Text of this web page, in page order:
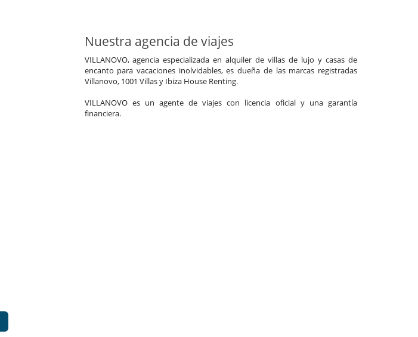
Nuestra agencia de viajes
VILLANOVO, agencia especializada en alquiler de villas de lujo y casas de
encanto para vacaciones inolvidables, es dueña de las marcas registradas
Villanovo, 1001 Villas y Ibiza House Renting.
VILLANOVO es un agente de viajes con licencia oficial y una garantía
financiera.